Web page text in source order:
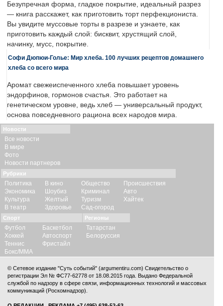
Безупречная форма, гладкое покрытие, идеальный разрез
— книга расскажет, как приготовить торт перфекциониста.
Вы увидите муссовые торты в разрезе и узнаете, как
приготовить каждый слой: бисквит, хрустящий слой,
начинку, мусс, покрытие.
Софи Дюпюи-Голье: Мир хлеба. 100 лучших рецептов домашнего
хлеба со всего мира
Аромат свежеиспеченного хлеба повышает уровень
эндорфинов, гормонов счастья. Это работает на
генетическом уровне, ведь хлеб — универсальный продукт,
основа повседневного рациона всех народов мира.
Новости
Все новости
В мире
Фото
Новости партнеров
Рубрики
Политика
Экономика
Культура
В театр
В кино
Шоубиз
Желтый
Здоровье
Общество
Криминал
Туризм
Сад-огород
Происшествия
Авто
Хайтек
Спорт
Футбол
Хоккей
Теннис
Бокс/ММА
Баскетбол
Автоспорт
Фристайл
Регионы
Татарстан
Белоруссия
© Сетевое издание "Суть событий" (argumentiru.com) Свидетельство о
регистрации Эл № ФС77-62778 от 18.08.2015 года. Выдано Федеральной
службой по надзору в сфере связи, информационных технологий и массовых
коммуникаций (Роскомнадзор).